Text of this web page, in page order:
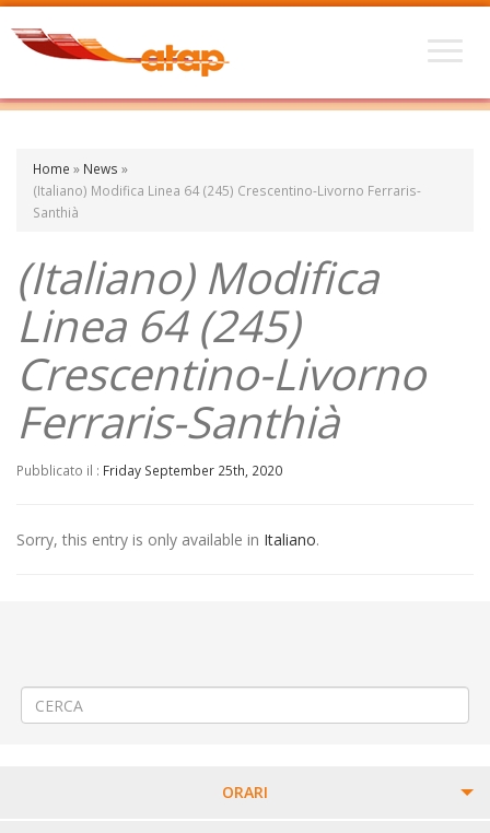
Home » News »
(Italiano) Modifica Linea 64 (245) Crescentino-Livorno Ferraris-
Santhià
(Italiano) Modifica
Linea 64 (245)
Crescentino-Livorno
Ferraris-Santhià
Pubblicato il : Friday September 25th, 2020
Sorry, this entry is only available in Italiano.
ORARI